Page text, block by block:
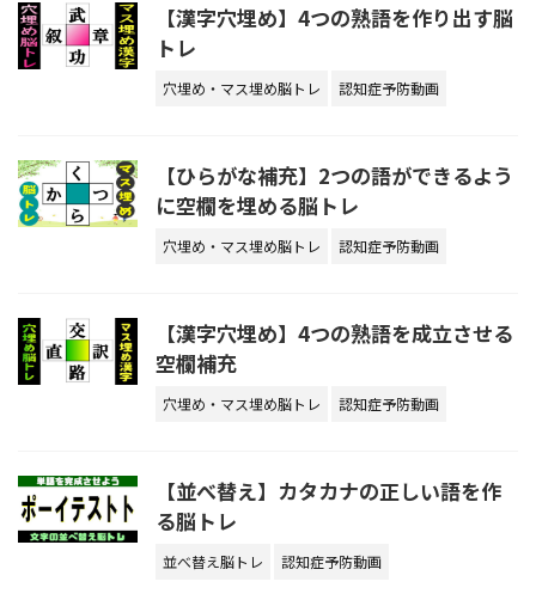
【漢字穴埋め】4つの熟語を作り出す脳
トレ
穴埋め・マス埋め脳トレ 認知症予防動画
【ひらがな補充】2つの語ができるよう
に空欄を埋める脳トレ
穴埋め・マス埋め脳トレ 認知症予防動画
【漢字穴埋め】4つの熟語を成立させる
空欄補充
穴埋め・マス埋め脳トレ 認知症予防動画
【並べ替え】カタカナの正しい語を作
る脳トレ
並べ替え脳トレ 認知症予防動画